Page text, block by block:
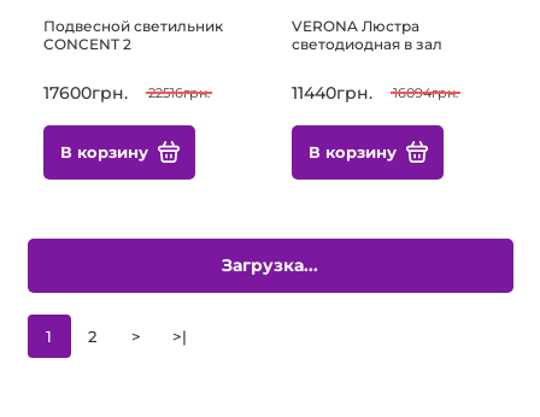
Подвесной светильник
CONCENT 2
17600грн. 22516грн.
В корзину
VERONA Люстра
светодиодная в зал
11440грн. 16094грн.
В корзину
1 2 > >|
Загрузка...